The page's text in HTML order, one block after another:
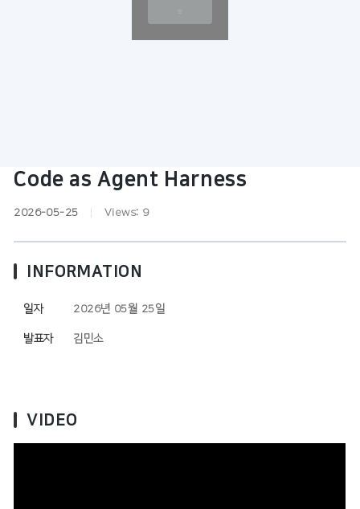
Code as Agent Harness
2026-05-25 Views: 9
INFORMATION
일자 2026년 05월 25일
발표자 김민소
VIDEO